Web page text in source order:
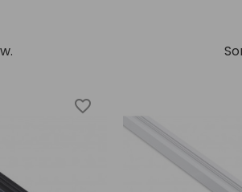
favorite_border